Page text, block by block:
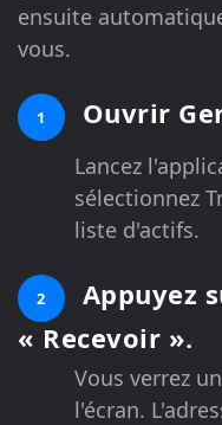
ensuite
vous.
1 Ouvrir
Lancez
sélectionnez
liste d'actifs.
2
Appuyez
« Recevoir ».
Vous verrez
l'écran.